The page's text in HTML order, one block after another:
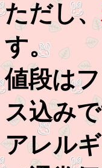
ただし、
す。
値段は
ス込みで
アレル